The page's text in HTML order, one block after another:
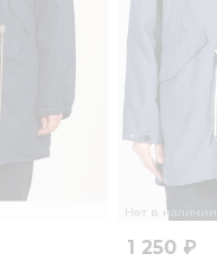
Нет в наличии
1 250 ₽